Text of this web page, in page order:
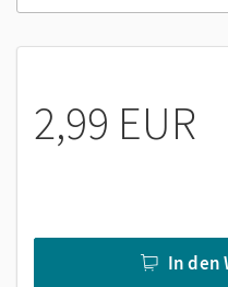
PDF-Dateien
Externe Weblinks zu
2,99 EUR
In den